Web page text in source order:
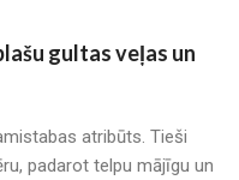
gultas veļas un
atribūts. Tieši
padarot telpu mājīgu un